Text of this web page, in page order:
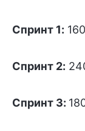
Спринт 1:
Спринт 2:
Спринт 3: